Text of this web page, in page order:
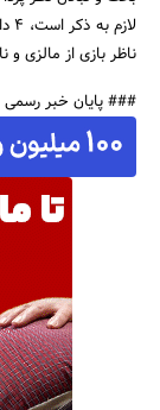
ناظر بازی از مالزی
### پایان خبر رسمی